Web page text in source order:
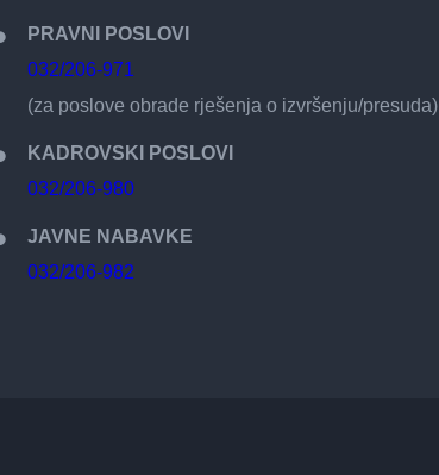
PRAVNI POSLOVI
032/206-971
(za poslove obrade rješenja o izvršenju/presuda)
KADROVSKI POSLOVI
032/206-980
JAVNE NABAVKE
032/206-982